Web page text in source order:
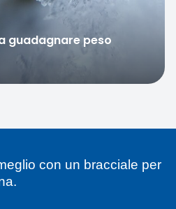
guadagnare peso
con un bracciale per